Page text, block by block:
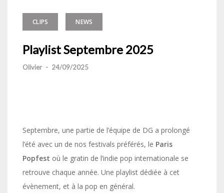
CLIPS NEWS
Playlist Septembre 2025
Olivier - 24/09/2025
Septembre, une partie de l’équipe de DG a prolongé
l’été avec un de nos festivals préférés, le Paris
Popfest où le gratin de l’indie pop internationale se
retrouve chaque année. Une playlist dédiée à cet
évènement, et à la pop en général.